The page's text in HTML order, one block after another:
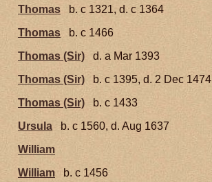
Thomas
b. c 1321, d. c 1364
Thomas
b. c 1466
Thomas (Sir)
d. a Mar 1393
Thomas (Sir)
b. c 1395, d. 2 Dec 1474
Thomas (Sir)
b. c 1433
Ursula
b. c 1560, d. Aug 1637
William
William
b. c 1456